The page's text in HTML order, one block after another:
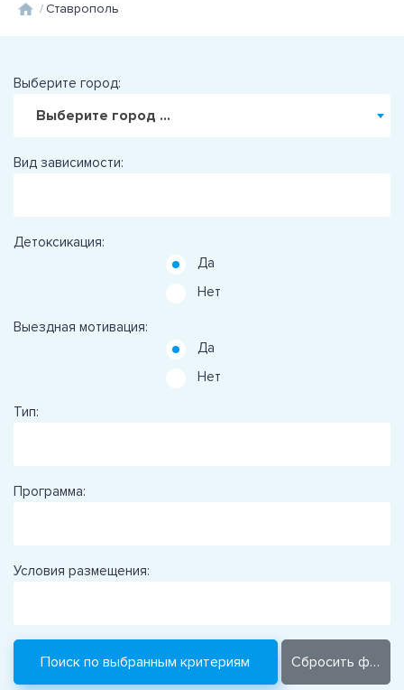
/Ставрополь
Выберите город:
Выберите город ...
Вид зависимости:
Детоксикация:
Да
Нет
Выездная мотивация:
Да
Нет
Тип:
Программа:
Условия размещения: